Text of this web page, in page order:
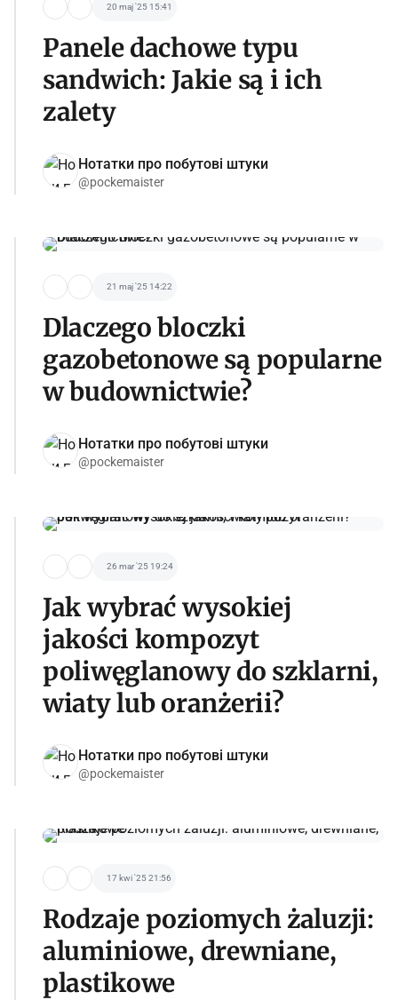
20 maj '25 15:41
Panele dachowe typu
sandwich: Jakie są i ich
zalety
Нотатки про побутові штуки
@pockemaister
21 maj '25 14:22
Dlaczego bloczki
gazobetonowe są popularne
w budownictwie?
Нотатки про побутові штуки
@pockemaister
26 mar '25 19:24
Jak wybrać wysokiej
jakości kompozyt
poliwęglanowy do szklarni,
wiaty lub oranżerii?
Нотатки про побутові штуки
@pockemaister
17 kwi '25 21:56
Rodzaje poziomych żaluzji:
aluminiowe, drewniane,
plastikowe